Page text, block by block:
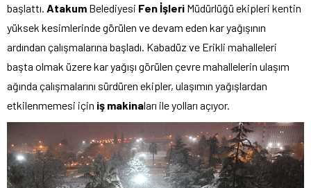
başlattı. Atakum Belediyesi Fen İşleri Müdürlüğü ekipleri kentin
yüksek kesimlerinde görülen ve devam eden kar yağışının
ardından çalışmalarına başladı. Kabadüz ve Erikli mahalleleri
başta olmak üzere kar yağışı görülen çevre mahallelerin ulaşım
ağında çalışmalarını sürdüren ekipler, ulaşımın yağışlardan
etkilenmemesi için iş makinaları ile yolları açıyor.